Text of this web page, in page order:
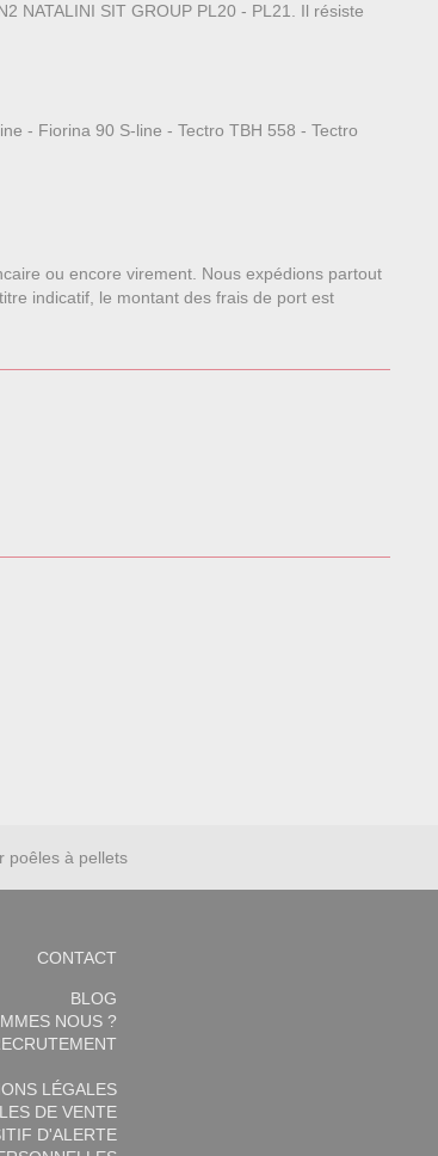
NATALINI SIT GROUP PL20 - PL21. Il résiste
- Fiorina 90 S-line - Tectro TBH 558 - Tectro
ou encore virement. Nous expédions partout
indicatif, le montant des frais de port est
poêles à pellets
CONTACT
BLOG
NOUS ?
LÉGALES
DE VENTE
D'ALERTE